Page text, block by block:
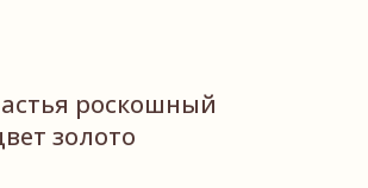
роскошный
золото